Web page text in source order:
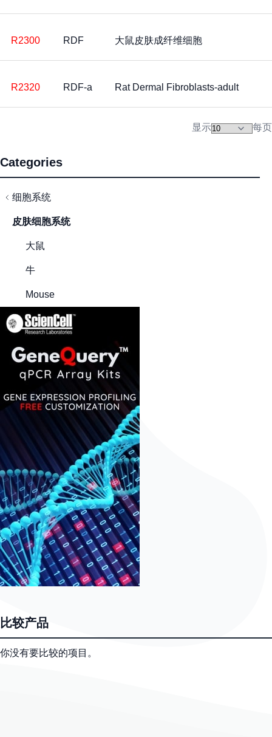
Categories
细胞系统
皮肤细胞系统
大鼠
牛
Mouse
R2300 RDF 大鼠皮肤成纤维细胞
R2320 RDF-a Rat Dermal Fibroblasts-adult
显示 每页
比较产品
你没有要比较的项目。